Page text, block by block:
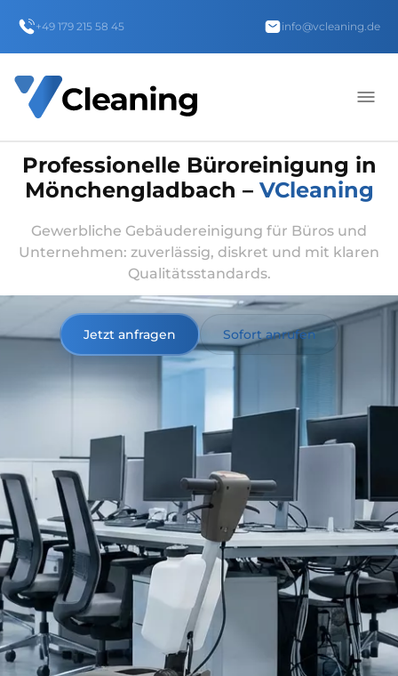
+49 179 215 58 45 info@vcleaning.de
Professionelle Büroreinigung in
Mönchengladbach – VCleaning
Gewerbliche Gebäudereinigung für Büros und
Unternehmen: zuverlässig, diskret und mit klaren
Qualitätsstandards.
Jetzt anfragen Sofort anrufen